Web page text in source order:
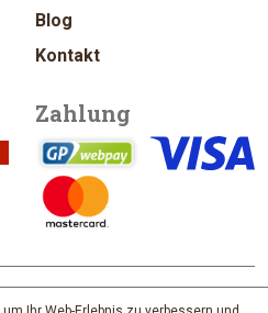
Blog
Kontakt
Zahlung